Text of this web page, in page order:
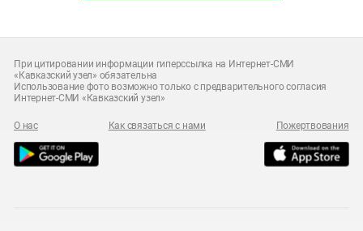
При цитировании информации гиперссылка на Интернет-СМИ
«Кавказский узел» обязательна
Использование фото возможно только с предварительного согласия
Интернет-СМИ «Кавказский узел»
О нас Как связаться с нами Пожертвования